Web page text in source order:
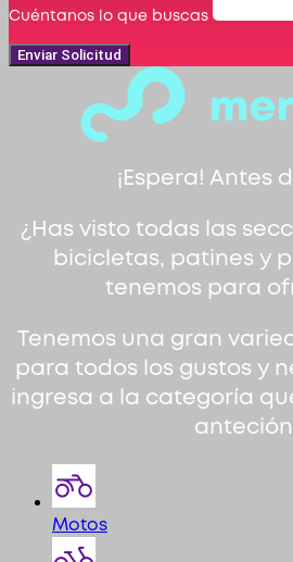
Cuéntanos lo que buscas
Enviar Solicitud
¡Espera! Antes
¿Has visto todas las
bicicletas, patines y
tenemos para
Tenemos una gran
para todos los gustos y
ingresa a la categoría
anteción
Motos